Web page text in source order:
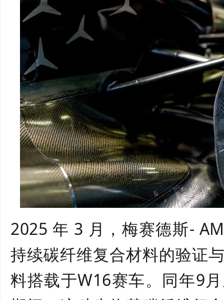
2025 年 3 月，梅赛德斯-
持续碳纤维复合材料的验证
料搭载于W16赛车。同年9